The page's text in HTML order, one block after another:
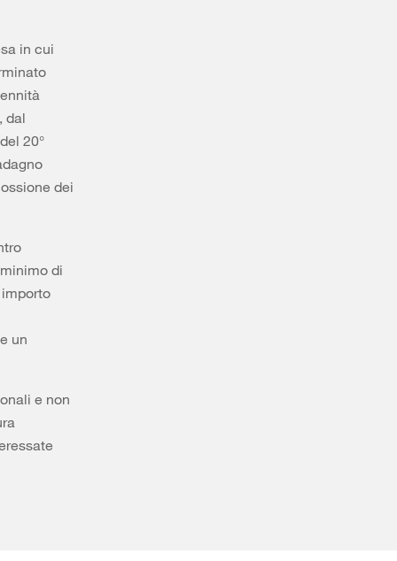
in cui
dal
20°
dei
di
un
e non